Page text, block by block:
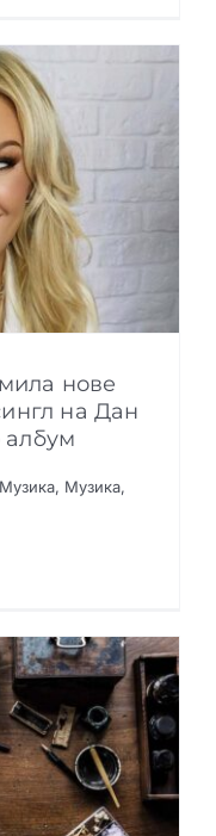
па и
нове
на Дан
Музика, Музика,